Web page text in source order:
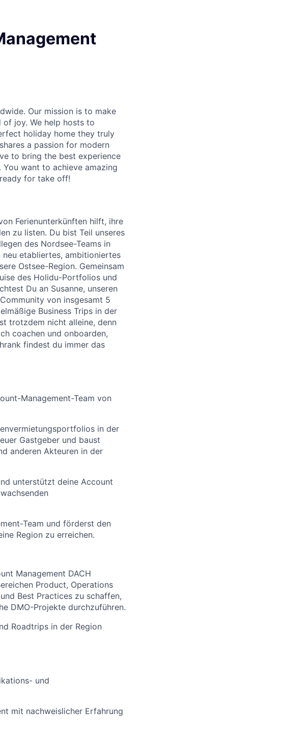
Our mission is to make
joy. We help hosts to
holiday home they truly
a passion for modern
to bring the best experience
want to achieve amazing
for take off!
Ferienunterkünften hilft, ihre
zu listen. Du bist Teil unseres
des Nordsee-Teams in
neu etabliertes, ambitioniertes
Ostsee-Region. Gemeinsam
des Holidu-Portfolios und
Du an Susanne, unseren
von insgesamt 5
Business Trips in der
trotzdem nicht alleine, denn
coachen und onboarden,
findest du immer das
Management-Team von
in der
Gastgeber und baust
anderen Akteuren in der
unterstützt deine Account
Team und förderst den
Region zu erreichen.
Management DACH
Product, Operations
Best Practices zu schaffen,
DMO-Projekte durchzuführen.
Roadtrips in der Region
und
mit nachweislicher Erfahrung